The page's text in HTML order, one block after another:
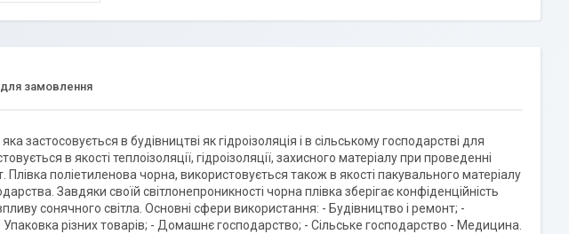
замовлення
застосовується в будівництві як гідроізоляція і в сільському господарстві для
в якості теплоізоляції, гідроізоляції, захисного матеріалу при проведенні
поліетиленова чорна, використовується також в якості пакувального матеріалу
Завдяки своїй світлонепроникності чорна плівка зберігає конфіденційність
сонячного світла. Основні сфери використання: - Будівництво і ремонт; -
різних товарів; - Домашнє господарство; - Сільське господарство - Медицина.